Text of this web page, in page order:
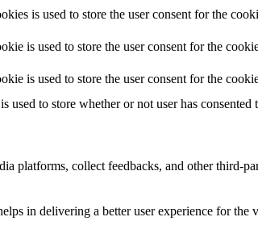
is used to store the user consent for the
is used to store the user consent for the
is used to store the user consent for the
to store whether or not user has
platforms, collect feedbacks, and other third-
in delivering a better user experience for the